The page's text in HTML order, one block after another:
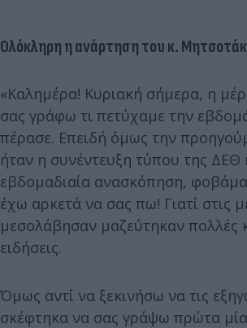
Ολόκληρη η ανάρτηση του κ.
«Καλημέρα! Κυριακή σήμερα, η
σας γράφω τι πετύχαμε την
πέρασε. Επειδή όμως την
ήταν η συνέντευξη τύπου της ΔΕΘ
εβδομαδιαία ανασκόπηση,
έχω αρκετά να σας πω! Γιατί στις
μεσολάβησαν μαζεύτηκαν πολλές
ειδήσεις.
Όμως αντί να ξεκινήσω να τις
σκέφτηκα να σας γράψω πρώτα μία